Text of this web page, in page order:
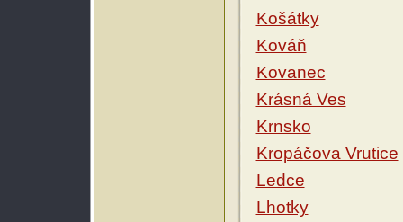
Košátky
Kováň
Kovanec
Krásná Ves
Krnsko
Kropáčova Vrutice
Ledce
Lhotky